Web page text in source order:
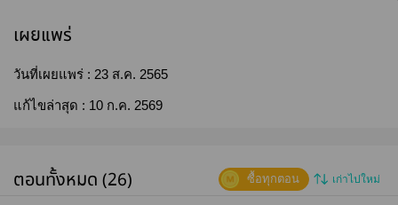
เผยแพร่
วันที่เผยแพร่ : 23 ส.ค. 2565
แก้ไขล่าสุด : 10 ก.ค. 2569
ตอนทั้งหมด (26) เก่าไปใหม่
ซื้อทุกตอน